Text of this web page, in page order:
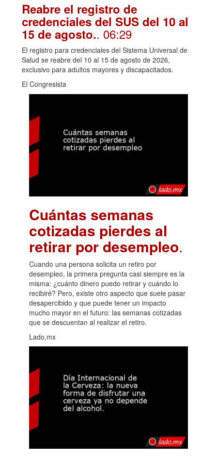
Reabre el registro de
credenciales del SUS del 10 al
15 de agosto.. 06:29
El registro para credenciales del Sistema Universal de
Salud se reabre del 10 al 15 de agosto de 2026,
exclusivo para adultos mayores y discapacitados.
El Congresista
Cuántas semanas
cotizadas pierdes al
retirar por desempleo.
Cuando una persona solicita un retiro por
desempleo, la primera pregunta casi siempre es la
misma: ¿cuánto dinero puedo retirar y cuándo lo
recibiré? Pero, existe otro aspecto que suele pasar
desapercibido y que puede tener un impacto
mucho mayor en el futuro: las semanas cotizadas
que se descuentan al realizar el retiro.
Lado.mx